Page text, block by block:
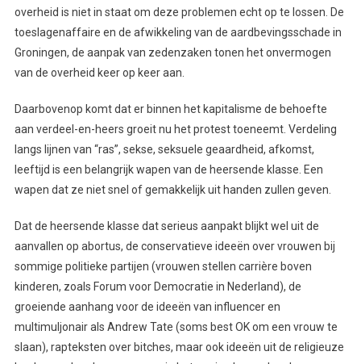
overheid is niet in staat om deze problemen echt op te lossen. De
toeslagenaffaire en de afwikkeling van de aardbevingsschade in
Groningen, de aanpak van zedenzaken tonen het onvermogen
van de overheid keer op keer aan.
Daarbovenop komt dat er binnen het kapitalisme de behoefte
aan verdeel-en-heers groeit nu het protest toeneemt. Verdeling
langs lijnen van “ras”, sekse, seksuele geaardheid, afkomst,
leeftijd is een belangrijk wapen van de heersende klasse. Een
wapen dat ze niet snel of gemakkelijk uit handen zullen geven.
Dat de heersende klasse dat serieus aanpakt blijkt wel uit de
aanvallen op abortus, de conservatieve ideeën over vrouwen bij
sommige politieke partijen (vrouwen stellen carrière boven
kinderen, zoals Forum voor Democratie in Nederland), de
groeiende aanhang voor de ideeën van influencer en
multimuljonair als Andrew Tate (soms best OK om een vrouw te
slaan), rapteksten over bitches, maar ook ideeën uit de religieuze